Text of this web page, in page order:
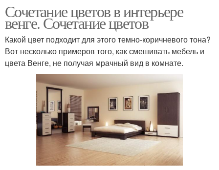
Сочетание цветов в интерьере
венге. Сочетание цветов
Какой цвет подходит для этого темно-коричневого тона?
Вот несколько примеров того, как смешивать мебель и
цвета Венге, не получая мрачный вид в комнате.